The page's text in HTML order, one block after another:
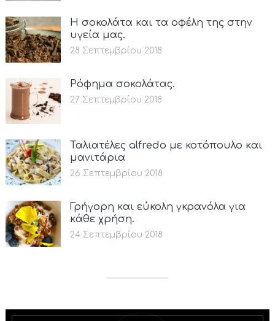
Η σοκολάτα και τα οφέλη της στην
υγεία μας.
28 Σεπτεμβρίου 2018
Ρόφημα σοκολάτας.
27 Σεπτεμβρίου 2018
Ταλιατέλες alfredo με κοτόπουλο και
μανιτάρια
26 Σεπτεμβρίου 2018
Γρήγορη και εύκολη γκρανόλα για
κάθε χρήση.
24 Σεπτεμβρίου 2018